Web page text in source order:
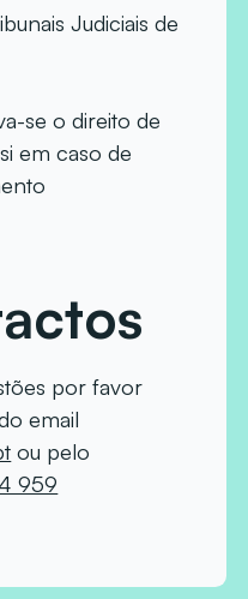
Judiciais de
se o direito de
em caso de
por favor
email
ou pelo
959